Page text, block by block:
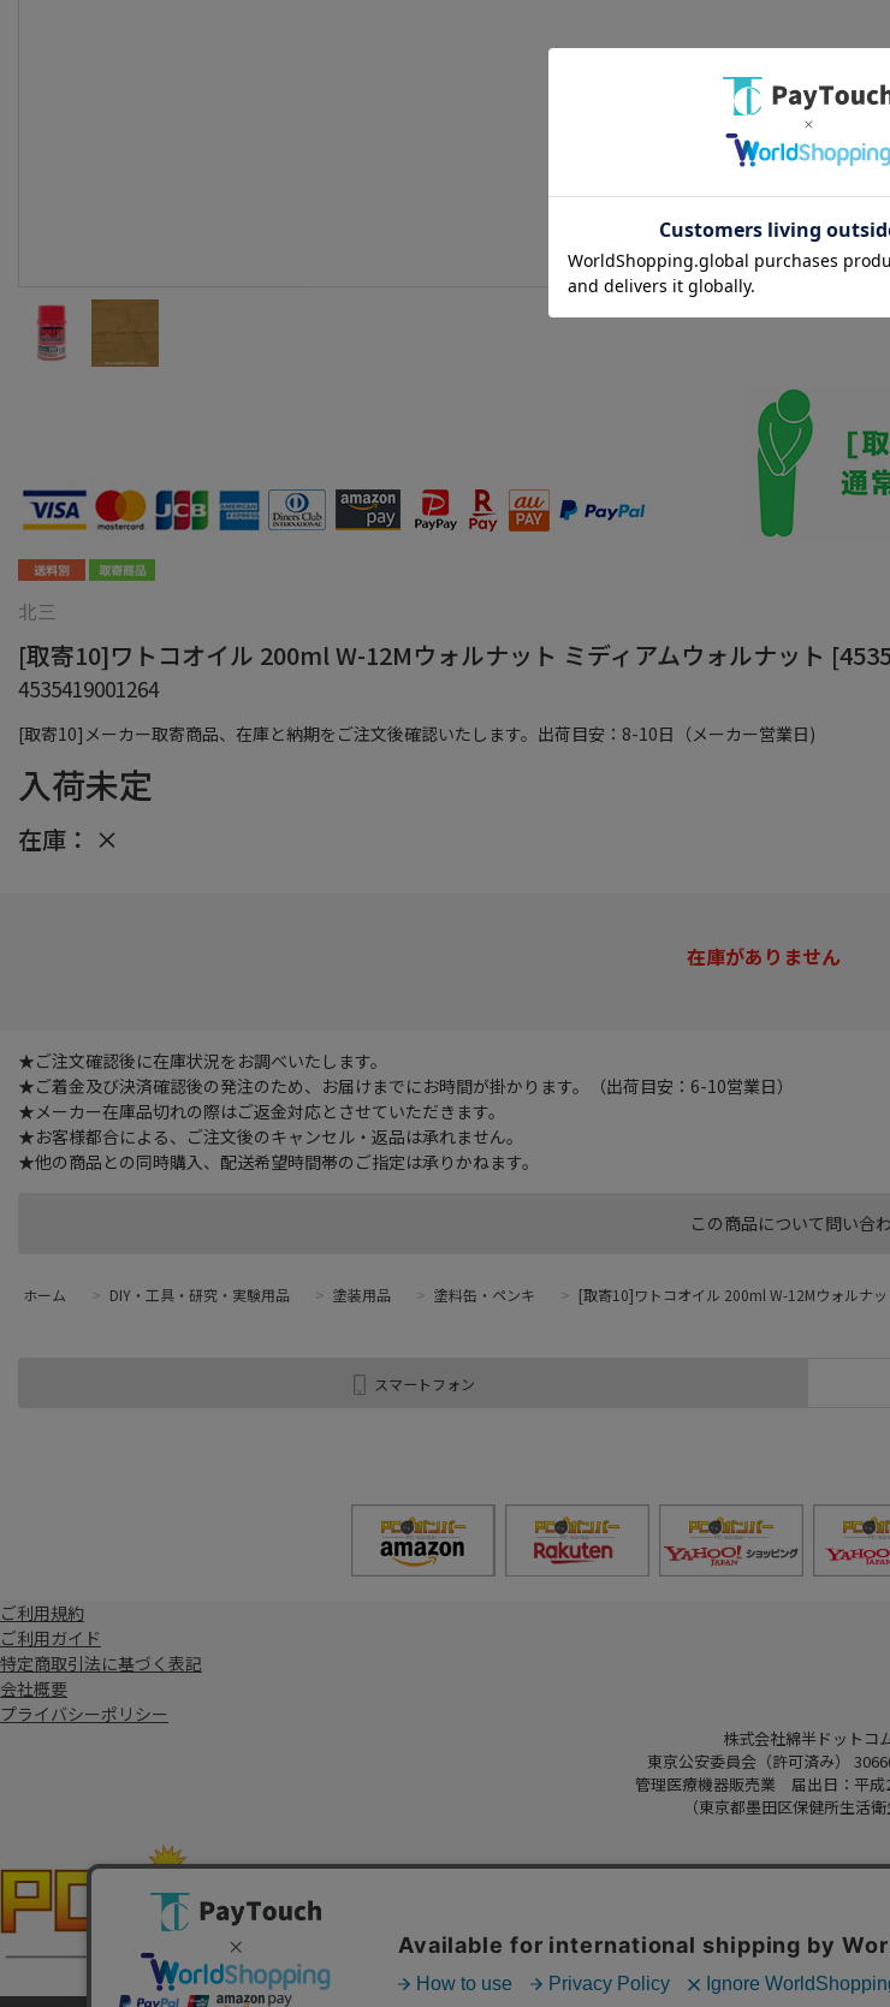
[取寄10]メーカー取寄商品、在庫と納期をご注文後確認いたします。出荷目安：8-10日（メーカー営業日)
北三
[取寄10]ワトコオイル 200ml W-12Mウォルナット ミディアムウォルナット
4535419001264
入荷未定
在庫： ×
この商品について問い合
在庫がありません
★ご注文確認後に在庫状況をお調べいたします。
★ご着金及び決済確認後の発注のため、お届けまでにお時間が掛かります。（出荷目安：6-10営業日）
★メーカー在庫品切れの際はご返金対応とさせていただきます。
★お客様都合による、ご注文後のキャンセル・返品は承れません。
★他の商品との同時購入、配送希望時間帯のご指定は承りかねます。
ホーム > DIY・工具・研究・実験用品 > 塗装用品 > 塗料缶・ペンキ > [取寄10]ワトコオイル 200ml W-12Mウォルナ
スマートフォン
ご利用規約
ご利用ガイド
特定商取引法に基づく表記
会社概要
プライバシーポリシー
株式会社綿半ドットコ
東京公安委員会（許可済み）
管理医療機器販売業 届出日：平成
（東京都墨田区保健所生活衛
Copyright 2022